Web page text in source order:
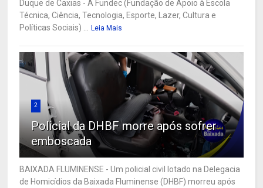
Duque de Caxias - A Fundec (Fundação de Apoio à Escola
Técnica, Ciência, Tecnologia, Esporte, Lazer, Cultura e
Políticas Sociais) ...
Leia Mais
2
Policial da DHBF morre após sofrer
emboscada
BAIXADA FLUMINENSE - Um policial civil lotado na Delegacia
de Homicídios da Baixada Fluminense (DHBF) morreu após